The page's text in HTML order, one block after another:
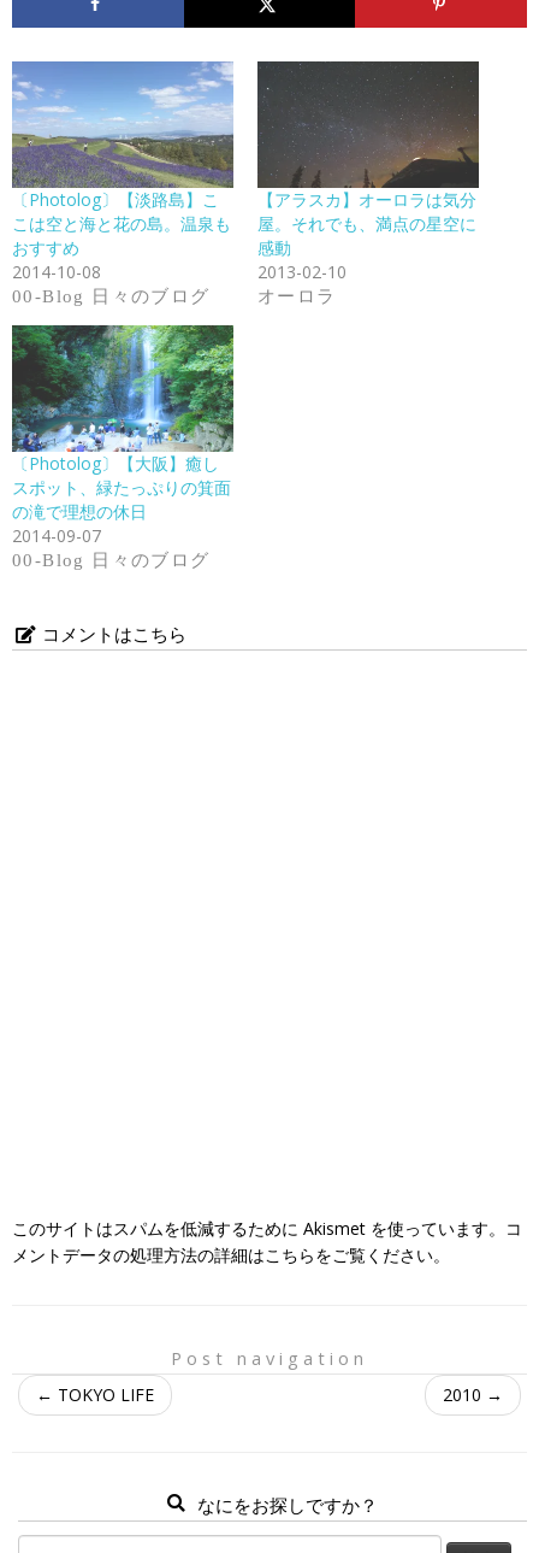
〔Photolog〕【淡路島】こ
こは空と海と花の島。温泉も
おすすめ
2014-10-08
00-Blog 日々のブログ
【アラスカ】オーロラは気分
屋。それでも、満点の星空に
感動
2013-02-10
オーロラ
〔Photolog〕【大阪】癒し
スポット、緑たっぷりの箕面
の滝で理想の休日
2014-09-07
00-Blog 日々のブログ
コメントはこちら
このサイトはスパムを低減するために Akismet を使っています。 コ
メントデータの処理方法の詳細はこちらをご覧ください。
Post navigation
← TOKYO LIFE 2010 →
なにをお探しですか？
検